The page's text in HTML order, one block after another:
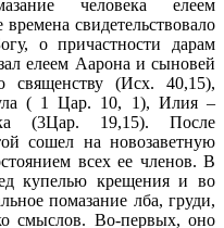
человека елеем
свидетельствовало
о причастности дарам
елеем Аарона и сыновей
священству (Исх. 40,15),
( 1 Цар. 10, 1), Илия –
(3Цар. 19,15). После
сошел на новозаветную
всех ее членов. В
купелью крещения и во
помазание лба, груди,
смыслов. Во-первых, оно